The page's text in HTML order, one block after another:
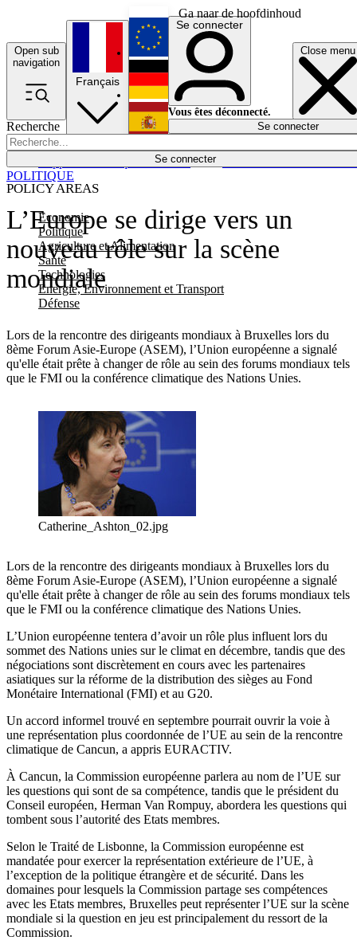
Ga naar de hoofdinhoud
Open sub
navigation
Close menu
Recherche
Se connecter
POLICY AREAS
Economie
Politique
Agriculture et Alimentation
Santé
Technologies
Energie, Environnement et Transport
Défense
Économie
Français
English
Deutsch
Español
Se connecter
Vous êtes déconnecté.
Se connecter
L’Europe se dirige vers un
nouveau rôle sur la scène
mondiale
Lors de la rencontre des dirigeants mondiaux à Bruxelles lors du
8ème Forum Asie-Europe (ASEM), l’Union européenne a signalé
qu'elle était prête à changer de rôle au sein des forums mondiaux tels
que le FMI ou la conférence climatique des Nations Unies.
POLITIQUE
Catherine_Ashton_02.jpg
Lors de la rencontre des dirigeants mondiaux à Bruxelles lors du
8ème Forum Asie-Europe (ASEM), l’Union européenne a signalé
qu'elle était prête à changer de rôle au sein des forums mondiaux tels
que le FMI ou la conférence climatique des Nations Unies.
L’Union européenne tentera d’avoir un rôle plus influent lors du
sommet des Nations unies sur le climat en décembre, tandis que des
négociations sont discrètement en cours avec les partenaires
asiatiques sur la réforme de la distribution des sièges au Fond
Monétaire International (FMI) et au G20.
Un accord informel trouvé en septembre pourrait ouvrir la voie à
une représentation plus coordonnée de l’UE au sein de la rencontre
climatique de Cancun, a appris EURACTIV.
À Cancun, la Commission européenne parlera au nom de l’UE sur
les questions qui sont de sa compétence, tandis que le président du
Conseil européen, Herman Van Rompuy, abordera les questions qui
tombent sous l’autorité des Etats membres.
Selon le Traité de Lisbonne, la Commission européenne est
mandatée pour exercer la représentation extérieure de l’UE, à
l’exception de la politique étrangère et de sécurité. Dans les
domaines pour lesquels la Commission partage ses compétences
avec les Etats membres, Bruxelles peut représenter l’UE sur la scène
mondiale si la question en jeu est principalement du ressort de la
Commission.